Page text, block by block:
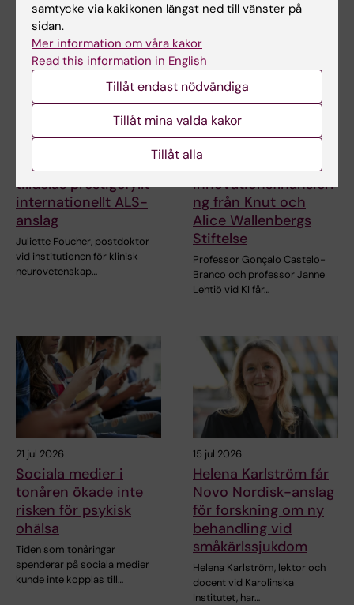
Juliette Foucher
tilldelas prestigefyllt
internationellt ALS-
anslag
Juliette Foucher, postdoktor
vid institutionen för klinisk
neurovetenskap…
Två KI-forskare får
innovationsfinansieri
ng från Knut och
Alice Wallenbergs
Stiftelse
Professor Gonçalo Castelo-
Branco och professor Janne
Lehtiö vid KI får…
21 jul 2026
Sociala medier i
tonåren ökade inte
risken för psykisk
ohälsa
Tiden som tonåringar
spenderar på sociala medier
kunde inte kopplas till…
15 jul 2026
Helena Karlström får
Novo Nordisk-anslag
för forskning om ny
behandling vid
småkärlssjukdom
Helena Karlström, lektor och
docent vid Karolinska
Institutet, har…
samtycke via kakikonen längst ned till vänster på
sidan.
Mer information om våra kakor
Read this information in English
Tillåt endast nödvändiga
Tillåt mina valda kakor
Tillåt alla